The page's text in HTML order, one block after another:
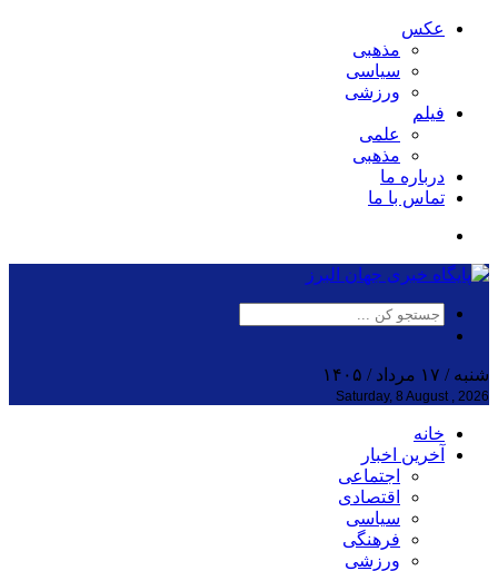
عکس
مذهبی
سیاسی
ورزشی
فیلم
علمی
مذهبی
درباره ما
تماس با ما
شنبه / ۱۷ مرداد / ۱۴۰۵
Saturday, 8 August , 2026
خانه
آخرین اخبار
اجتماعی
اقتصادی
سیاسی
فرهنگی
ورزشی